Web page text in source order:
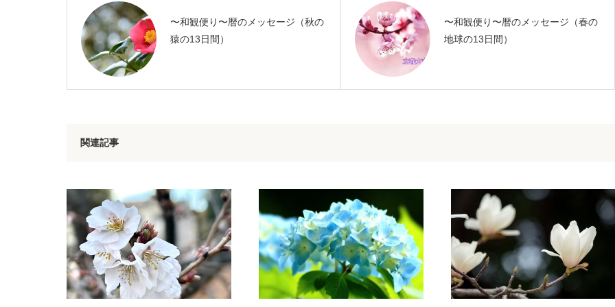
〜和観便り〜暦のメッセージ（秋の
猿の13日間）
〜和観便り〜暦のメッセージ（春の
地球の13日間）
関連記事